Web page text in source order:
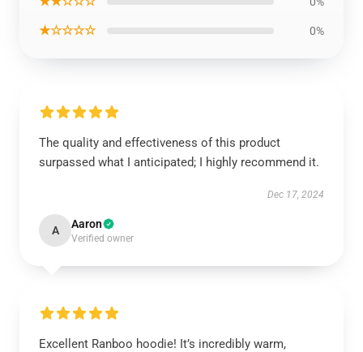
★☆☆☆☆ 0%
The quality and effectiveness of this product
surpassed what I anticipated; I highly recommend it.
Dec 17, 2024
A Aaron
Verified owner
Excellent Ranboo hoodie! It’s incredibly warm,